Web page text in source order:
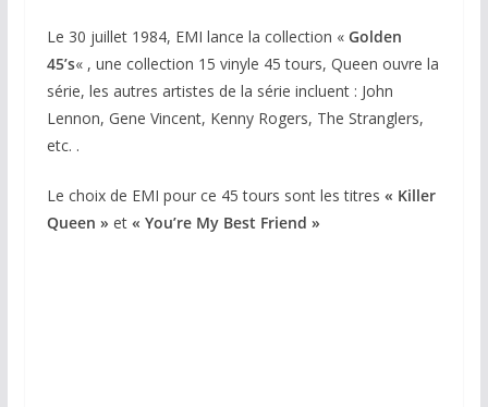
Le 30 juillet 1984, EMI lance la collection « Golden
45’s« , une collection 15 vinyle 45 tours, Queen ouvre la
série, les autres artistes de la série incluent : John
Lennon, Gene Vincent, Kenny Rogers, The Stranglers,
etc. .
Le choix de EMI pour ce 45 tours sont les titres « Killer
Queen » et « You’re My Best Friend »